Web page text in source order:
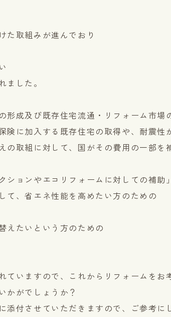
た取組みが進んでおり
した。
成及び既存住宅流通・リフォーム市場
に加入する既存住宅の取得や、耐震性
取組に対して、国がその費用の一部を
ションやエコリフォームに対しての補助」
て、省エネ性能を高めたい方のための
えたいという方のための
ていますので、これからリフォームをお
かがでしょうか？
付させていただきますので、ご参考に